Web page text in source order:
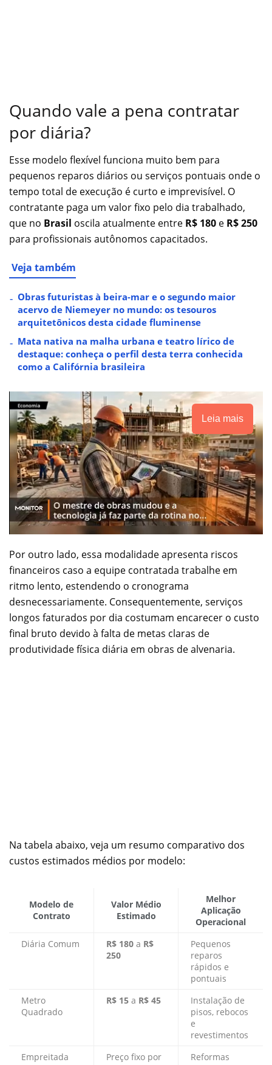
Quando vale a pena contratar
por diária?
Esse modelo flexível funciona muito bem para
pequenos reparos diários ou serviços pontuais onde o
tempo total de execução é curto e imprevisível. O
contratante paga um valor fixo pelo dia trabalhado,
que no Brasil oscila atualmente entre R$ 180 e R$ 250
para profissionais autônomos capacitados.
Veja também
Obras futuristas à beira-mar e o segundo maior
acervo de Niemeyer no mundo: os tesouros
arquitetônicos desta cidade fluminense
Mata nativa na malha urbana e teatro lírico de
destaque: conheça o perfil desta terra conhecida
como a Califórnia brasileira
Leia mais
Por outro lado, essa modalidade apresenta riscos
financeiros caso a equipe contratada trabalhe em
ritmo lento, estendendo o cronograma
desnecessariamente. Consequentemente, serviços
longos faturados por dia costumam encarecer o custo
final bruto devido à falta de metas claras de
produtividade física diária em obras de alvenaria.
Na tabela abaixo, veja um resumo comparativo dos
custos estimados médios por modelo:
Modelo de
Contrato
Valor Médio
Estimado
Melhor
Aplicação
Operacional
Diária Comum
R$ 180 a R$
250
Pequenos
reparos
rápidos e
pontuais
Metro
Quadrado
R$ 15 a R$ 45
Instalação de
pisos, rebocos
e
revestimentos
Empreitada
Preço fixo por
Reformas